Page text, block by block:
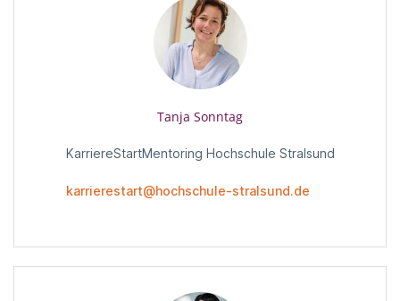
Tanja Sonntag
KarriereStartMentoring Hochschule Stralsund
karrierestart@hochschule-stralsund.de